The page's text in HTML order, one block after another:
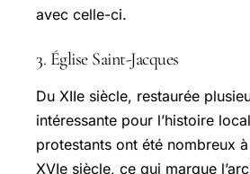
avec celle-ci.
3. Église Saint-Jacques
Du XIIe siècle, restaurée
intéressante pour l’histoire
protestants ont été nombreux
XVIe siècle, ce qui marque